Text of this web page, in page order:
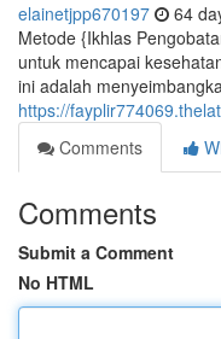
elainetjpp670197 64
Metode {Ikhlas
untuk mencapai
ini adalah
https://
Comments
Comments
Submit a Comment
No HTML